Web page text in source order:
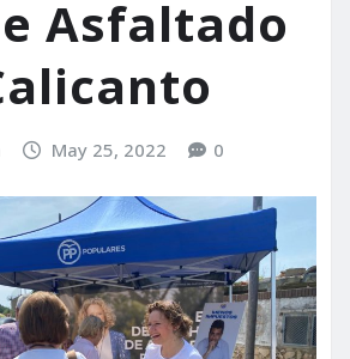
Asfaltado
May 25, 2022 0